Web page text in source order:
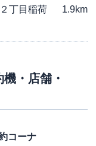
丁目稲荷
1.9km
・店舗・
コーナ